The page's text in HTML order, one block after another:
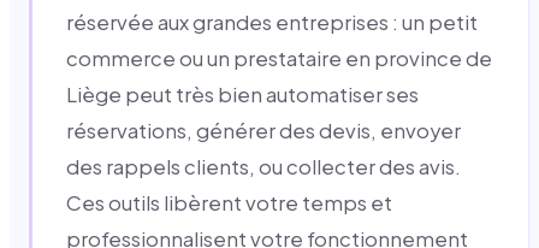
réservée aux grandes entreprises : un petit
commerce ou un prestataire en province de
Liège peut très bien automatiser ses
réservations, générer des devis, envoyer
des rappels clients, ou collecter des avis.
Ces outils libèrent votre temps et
professionnalisent votre fonctionnement